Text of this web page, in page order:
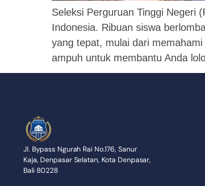
Seleksi Perguruan Tinggi Negeri
Indonesia. Ribuan siswa
yang tepat, mulai dari
ampuh untuk membantu Anda
Jl. Bypass Ngurah Rai No.176, Sanur
Kaja, Denpasar Selatan, Kota Denpasar,
Bali 80228​